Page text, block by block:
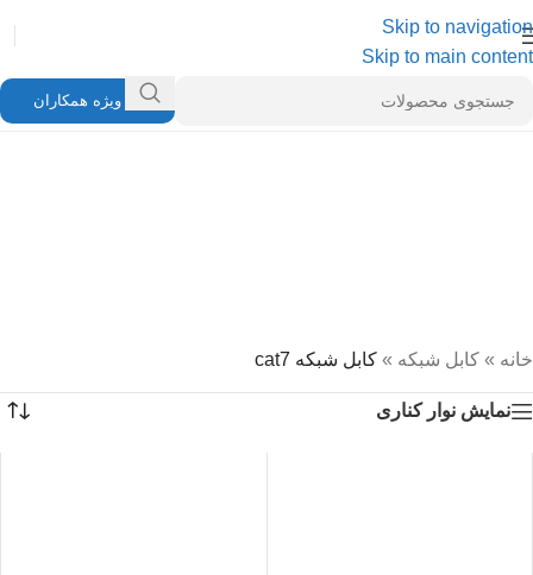
Skip to navigation
Skip to main content
ویژه همکاران
خانه » کابل شبکه » کابل شبکه cat7
نمایش نوار کناری